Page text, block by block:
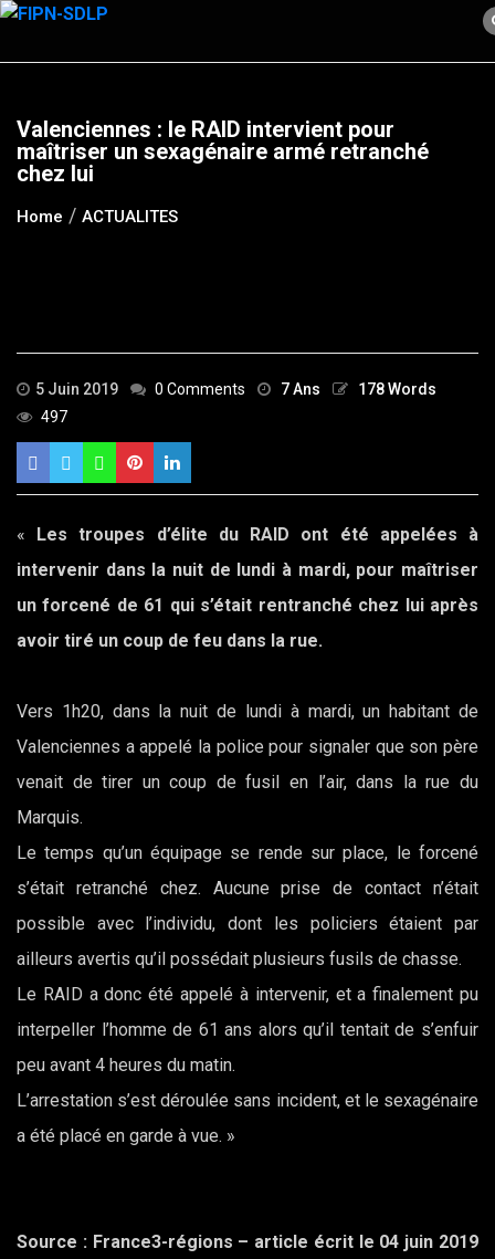
Skip
content
Valenciennes : le RAID intervient pour
maîtriser un sexagénaire armé retranché
chez lui
Home ACTUALITES
5 Juin 2019 0 Comments 7 Ans
178 Words
497
«
Les troupes d’élite du RAID ont été appelées à
intervenir dans la nuit de lundi à mardi, pour maîtriser
un forcené de 61 qui s’était rentranché chez lui après
avoir tiré un coup de feu dans la rue.
Vers 1h20, dans la nuit de lundi à mardi, un habitant de
Valenciennes a appelé la police pour signaler que son père
venait de tirer un coup de fusil en l’air, dans la rue du
Marquis.
Le temps qu’un équipage se rende sur place, le forcené
s’était retranché chez. Aucune prise de contact n’était
possible avec l’individu, dont les policiers étaient par
ailleurs avertis qu’il possédait plusieurs fusils de chasse.
Le RAID a donc été appelé à intervenir, et a finalement pu
interpeller l’homme de 61 ans alors qu’il tentait de s’enfuir
peu avant 4 heures du matin.
L’arrestation s’est déroulée sans incident, et le sexagénaire
a été placé en garde à vue. »
Source : France3-régions – article écrit le 04 juin 2019